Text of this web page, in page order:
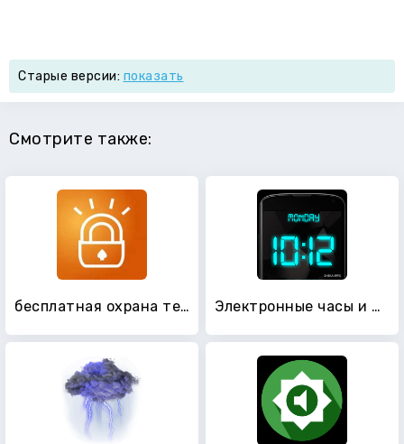
Старые версии: показать
Смотрите также:
бесплатная охрана телефона Электронные часы и Погода - Живые обои